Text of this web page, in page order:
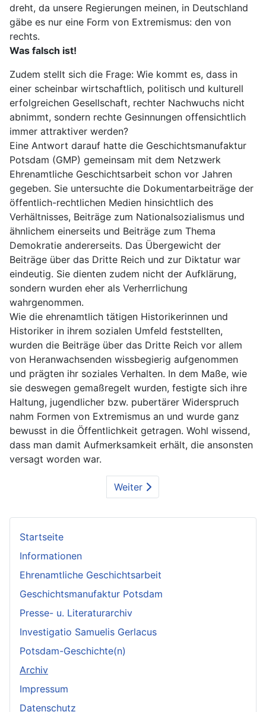
Startseite
Informationen
Ehrenamtliche Geschichtsarbeit
Geschichtsmanufaktur Potsdam
Presse- u. Literaturarchiv
Investigatio Samuelis Gerlacus
Potsdam-Geschichte(n)
Archiv
Impressum
Datenschutz
dreht, da unsere Regierungen meinen, in Deutschland
gäbe es nur eine Form von Extremismus: den von
rechts.
Was falsch ist!
Zudem stellt sich die Frage: Wie kommt es, dass in
einer scheinbar wirtschaftlich, politisch und kulturell
erfolgreichen Gesellschaft, rechter Nachwuchs nicht
abnimmt, sondern rechte Gesinnungen offensichtlich
immer attraktiver werden?
Eine Antwort darauf hatte die Geschichtsmanufaktur
Potsdam (GMP) gemeinsam mit dem Netzwerk
Ehrenamtliche Geschichtsarbeit schon vor Jahren
gegeben. Sie untersuchte die Dokumentarbeiträge der
öffentlich-rechtlichen Medien hinsichtlich des
Verhältnisses, Beiträge zum Nationalsozialismus und
ähnlichem einerseits und Beiträge zum Thema
Demokratie andererseits. Das Übergewicht der
Beiträge über das Dritte Reich und zur Diktatur war
eindeutig. Sie dienten zudem nicht der Aufklärung,
sondern wurden eher als Verherrlichung
wahrgenommen.
Wie die ehrenamtlich tätigen Historikerinnen und
Historiker in ihrem sozialen Umfeld feststellten,
wurden die Beiträge über das Dritte Reich vor allem
von Heranwachsenden wissbegierig aufgenommen
und prägten ihr soziales Verhalten. In dem Maße, wie
sie deswegen gemaßregelt wurden, festigte sich ihre
Haltung, jugendlicher bzw. pubertärer Widerspruch
nahm Formen von Extremismus an und wurde ganz
bewusst in die Öffentlichkeit getragen. Wohl wissend,
dass man damit Aufmerksamkeit erhält, die ansonsten
versagt worden war.
Weiter